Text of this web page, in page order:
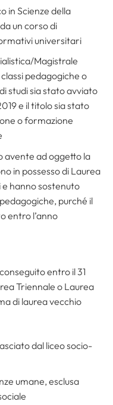
in Scienze della
un corso di
universitari
Magistrale
pedagogiche o
studi sia stato avviato
e il titolo sia stato
o formazione
avente ad oggetto la
in possesso di Laurea
e hanno sostenuto
purché il
entro l’anno
entro il 31
Triennale o Laurea
di laurea vecchio
dal liceo socio-
umane, esclusa